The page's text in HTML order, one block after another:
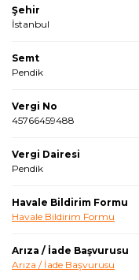
Şehir
İstanbul
Semt
Pendik
Vergi No
45766459488
Vergi Dairesi
Pendik
Havale Bildirim Formu
Havale Bildirim Formu
Arıza / İade Başvurusu
Arıza / İade Başvurusu